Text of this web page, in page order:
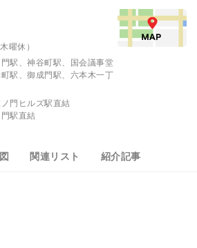
曜休）
駅、神谷町駅、国会議事堂
駅、御成門駅、六本木一丁
門ヒルズ駅直結
駅直結
関連リスト 紹介記事